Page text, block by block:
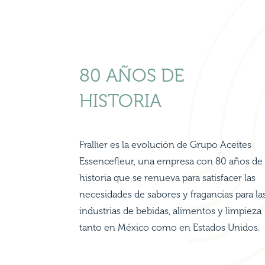
80 AÑOS DE
HISTORIA
Frallier es la evolución de Grupo Aceites
Essencefleur, una empresa con 80 años de
historia que se renueva para satisfacer las
necesidades de sabores y fragancias para
industrias de bebidas, alimentos y limpieza
tanto en México como en Estados Unidos.